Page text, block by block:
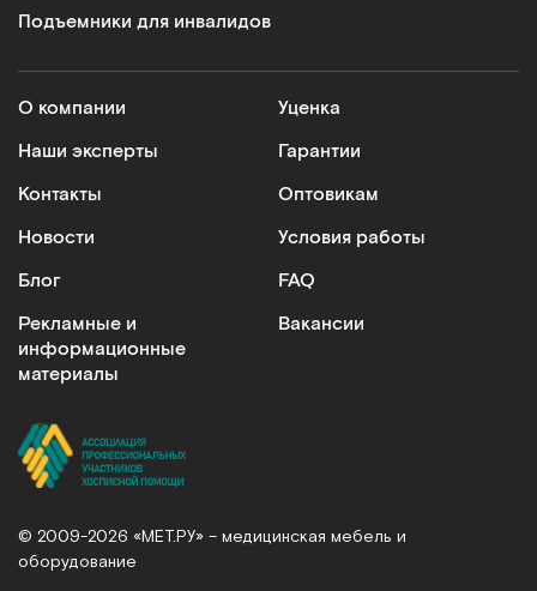
микроорганизмов.
Модели оснащаются электрическим или ручным
приводом. На сайте представлены складные и
для реабилитации больных и ежедневного
применения. Преимущества: эргономичная
индивидуальная настройка под параметры
Подъемники для инвалидов
плавность перемещения больных, рассчитаны на
вес до 200 кг, просты в использовании
Подъемники для инвалидов
О компании
Наши эксперты
Контакты
Новости
Блог
Рекламные и
информационные
материалы
Уценка
Гарантии
Оптовикам
Условия работы
FAQ
Вакансии
© 2009-2026 «МЕТ.РУ» – медицинская мебель и
оборудование